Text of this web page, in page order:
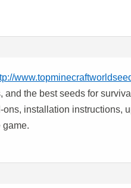
and the best seeds for
installation instructions,
game.